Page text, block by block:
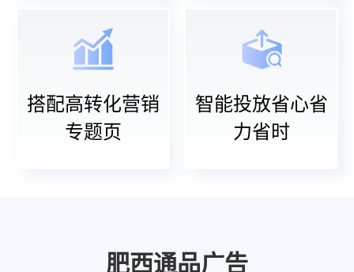
搭配高转化营销
专题页
智能投放省心省
力省时
肥西通品广告